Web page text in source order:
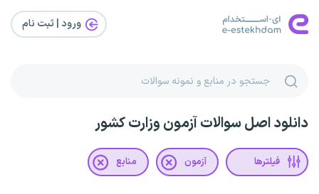
ورود | ثبت‌ نام
دانلود اصل سوالات آزمون وزارت کشور
فیلترها آزمون منابع